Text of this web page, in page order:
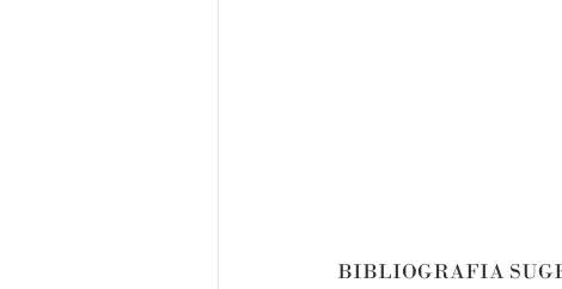
BIBLIOGRAFIA